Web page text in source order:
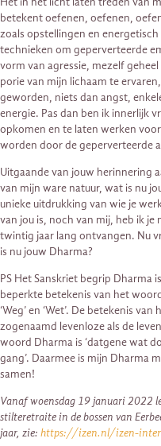
betekent oefenen, oefenen,
zoals opstellingen en
technieken om geperverteerde
vorm van agressie, mezelf
porie van mijn lichaam te
geworden, niets dan angst,
energie. Pas dan ben ik innerlijk
opkomen en te laten werken
worden door de geperverteerde
Uitgaande van jouw herinnering
van mijn ware natuur, wat is nu
unieke uitdrukking van wie je
van jou is, noch van mij, heb ik je
twintig jaar lang ontvangen. Nu
is nu jouw Dharma?
PS Het Sanskriet begrip Dharma
beperkte betekenis van het
‘Weg’ en ‘Wet’. De betekenis
zogenaamd levenloze als de
woord Dharma is ‘datgene wat
gang’. Daarmee is mijn Dharma
samen!
Vanaf woensdag 19 januari 2022
stilteretraite in de bossen van
jaar, zie: https://izen.nl/izen-